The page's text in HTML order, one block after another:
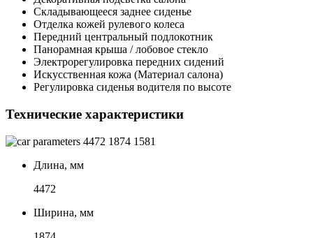
Складывающееся заднее сиденье
Отделка кожей рулевого колеса
Передний центральный подлокотник
Панорамная крыша / лобовое стекло
Электрорегулировка передних сидений
Искусственная кожа (Материал салона)
Регулировка сиденья водителя по высоте
Технические характеристики
4472 1874 1581
Длина, мм
4472
Ширина, мм